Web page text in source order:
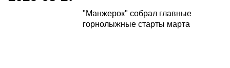
"Манжерок" собрал главные
горнолыжные старты марта